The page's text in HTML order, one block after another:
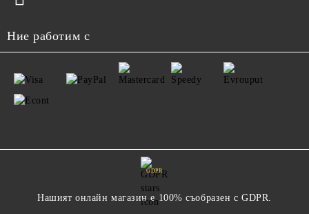
Ние работим с
GDPR
Нашият онлайн магазин е 100% съобразен с GDPR.